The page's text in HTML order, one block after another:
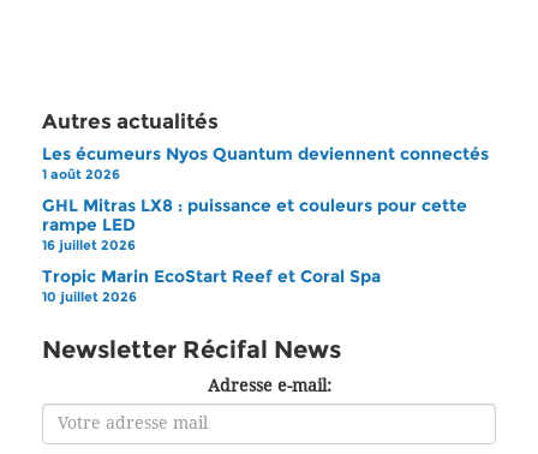
Autres actualités
Les écumeurs Nyos Quantum deviennent connectés
1 août 2026
GHL Mitras LX8 : puissance et couleurs pour cette
rampe LED
16 juillet 2026
Tropic Marin EcoStart Reef et Coral Spa
10 juillet 2026
Newsletter Récifal News
Adresse e-mail: